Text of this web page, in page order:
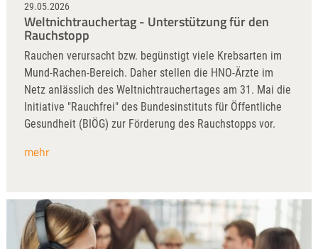
29.05.2026
Weltnichtrauchertag - Unterstützung für den
Rauchstopp
Rauchen verursacht bzw. begünstigt viele Krebsarten im
Mund-Rachen-Bereich. Daher stellen die HNO-Ärzte im
Netz anlässlich des Weltnichtrauchertages am 31. Mai die
Initiative "Rauchfrei" des Bundesinstituts für Öffentliche
Gesundheit (BIÖG) zur Förderung des Rauchstopps vor.
mehr